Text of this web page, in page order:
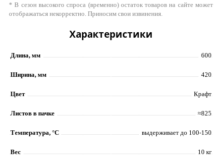
* В сезон высокого спроса (временно) остаток товаров на сайте может
отображаться некорректно. Приносим свои извинения.
Характеристики
Длина, мм 600
Ширина, мм 420
Цвет Крафт
Листов в пачке ≈825
Температура, °C выдерживает до 100-150
Вес 10 кг